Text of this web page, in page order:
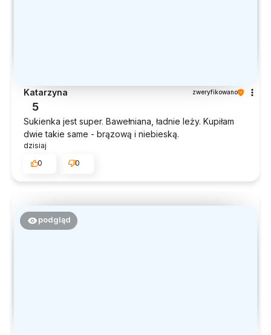
Katarzyna zweryfikowano
5
Sukienka jest super. Bawełniana, ładnie leży. Kupiłam
dwie takie same - brązową i niebieską.
dzisiaj
0
0
podgląd